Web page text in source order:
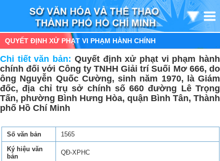
QUYẾT ĐỊNH XỬ PHẠT VI PHẠM HÀNH CHÍNH
Chi tiết văn bản: Quyết định xử phạt vi phạm hành
chính đối với Công ty TNHH Giải trí Suối Mơ 666, do
ông Nguyễn Quốc Cường, sinh năm 1970, là Giám
đốc, địa chỉ trụ sở chính số 660 đường Lê Trọng
Tấn, phường Bình Hưng Hòa, quận Bình Tân, Thành
phố Hồ Chí Minh
Số văn bản
1565
Ký hiệu văn
bản
QĐ-XPHC